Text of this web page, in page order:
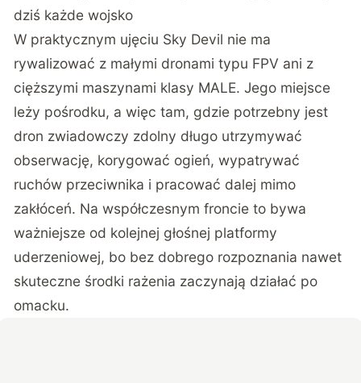
dziś każde wojsko
W praktycznym ujęciu Sky Devil nie ma
rywalizować z małymi dronami typu FPV ani z
cięższymi maszynami klasy MALE. Jego miejsce
leży pośrodku, a więc tam, gdzie potrzebny jest
dron zwiadowczy zdolny długo utrzymywać
obserwację, korygować ogień, wypatrywać
ruchów przeciwnika i pracować dalej mimo
zakłóceń. Na współczesnym froncie to bywa
ważniejsze od kolejnej głośnej platformy
uderzeniowej, bo bez dobrego rozpoznania nawet
skuteczne środki rażenia zaczynają działać po
omacku.